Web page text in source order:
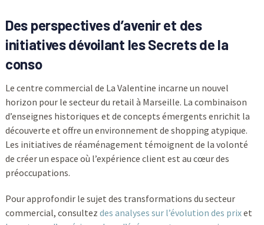
Des perspectives d’avenir et des
initiatives dévoilant lesSecrets de la
conso
Le centre commercial de La Valentine incarne un nouvel
horizon pour le secteur du retail à Marseille. La combinaison
d’enseignes historiques et de concepts émergents enrichit la
découverte et offre un environnement de shopping atypique.
Les initiatives de réaménagement témoignent de la volonté
de créer un espace où l’expérience client est au cœur des
préoccupations.
Pour approfondir le sujet des transformations du secteur
commercial, consultez des analyses sur l’évolution des prixet